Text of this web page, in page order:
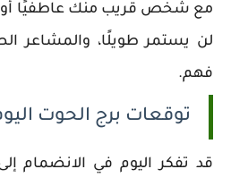
مع شخص قريب منك عاطفيًا أو
لن يستمر طويلًا، والمشاعر
فهم.
توقعات برج الحوت
قد تفكر اليوم في الانضمام